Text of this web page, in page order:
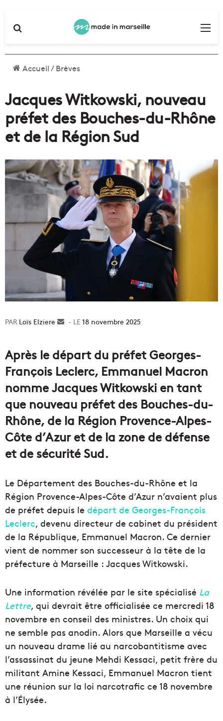
Accueil/Brèves
Jacques Witkowski, nouveau
préfet des Bouches-du-Rhône
et de la Région Sud
Loïs Elziere
Envoyer18 novembre 2025
Après le départ du préfet Georges-
François Leclerc, Emmanuel Macron
nomme Jacques Witkowski en tant
que nouveau préfet des Bouches-du-
Rhône, de la Région Provence-Alpes-
Côte d’Azur et de la zone de défense
et de sécurité Sud.
Le Département des Bouches-du-Rhône et la
Région Provence-Alpes-Côte d’Azur n’avaient plus
de préfet depuis le départ de Georges-François
Leclerc, devenu directeur de cabinet du président
de la République, Emmanuel Macron. Ce dernier
vient de nommer son successeur à la tête de la
préfecture à Marseille : Jacques Witkowski.
Une information révélée par le site spécialisé La
Lettre, qui devrait être officialisée ce mercredi 18
novembre en conseil des ministres. Un choix qui
ne semble pas anodin. Alors que Marseille a vécu
un nouveau drame lié au narcobantitisme avec
l’assassinat du jeune Mehdi Kessaci, petit frère du
militant Amine Kessaci, Emmanuel Macron tient
une réunion sur la loi narcotrafic ce 18 novembre
à l’Élysée.